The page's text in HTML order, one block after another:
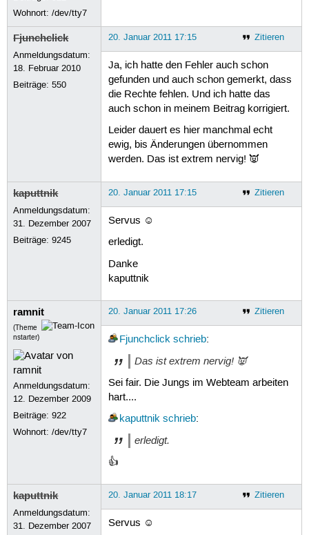
Wohnort: /dev/tty7
Fjunchclick
Anmeldungsdatum:
18. Februar 2010
Beiträge:550
Zitieren
20. Januar 2011 17:15
Ja, ich hatte den Fehler auch schon
gefunden und auch schon gemerkt, dass
die Rechte fehlen. Und ich hatte das
auch schon in meinem Beitrag korrigiert.
Leider dauert es hier manchmal echt
ewig, bis Änderungen übernommen
werden. Das ist extrem nervig! 👿
kaputtnik
Anmeldungsdatum:
31. Dezember 2007
Beiträge:9245
Zitieren
20. Januar 2011 17:15
Servus ☺
erledigt.
Danke
kaputtnik
ramnit
(Theme
nstarter)
Anmeldungsdatum:
12. Dezember 2009
Beiträge:922
Wohnort: /dev/tty7
Zitieren
20. Januar 2011 17:26
Fjunchclick schrieb:
Das ist extrem nervig! 👿
Sei fair. Die Jungs im Webteam arbeiten
hart....
kaputtnik schrieb:
erledigt.
👍
kaputtnik
Anmeldungsdatum:
31. Dezember 2007
Zitieren
20. Januar 2011 18:17
Servus ☺